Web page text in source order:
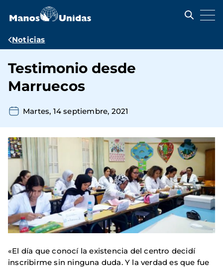
contenido
Ruta
navegación
Noticias
Testimonio desde
Marruecos
Martes, 14 septiembre, 2021
«El día que conocí la existencia del centro decidí
inscribirme sin ninguna duda. Y la verdad es que fue